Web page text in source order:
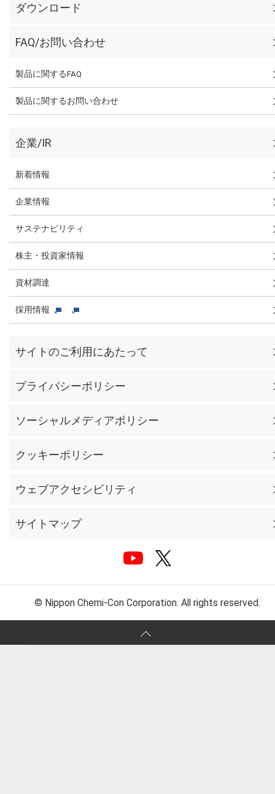
ダウンロード
FAQ/お問い合わせ
製品に関するFAQ
製品に関するお問い合わせ
企業/IR
新着情報
企業情報
サステナビリティ
株主・投資家情報
資材調達
採用情報
サイトのご利用にあたって
プライバシーポリシー
ソーシャルメディアポリシー
クッキーポリシー
ウェブアクセシビリティ
サイトマップ
© Nippon Chemi-Con Corporation. All rights reserved.